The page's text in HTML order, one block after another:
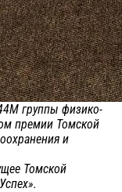
группы физико-
премии Томской
и
Томской